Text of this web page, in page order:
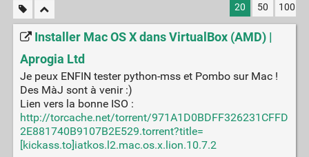
20 50 100
Installer Mac OS X dans VirtualBox (AMD) |
Aprogia Ltd
Je peux ENFIN tester python-mss et Pombo sur Mac !
Des MàJ sont à venir :)
Lien vers la bonne ISO :
http://torcache.net/torrent/971A1D0BDFF326231CFFD
2E881740B9107B2E529.torrent?title=
[kickass.to]iatkos.l2.mac.os.x.lion.10.7.2